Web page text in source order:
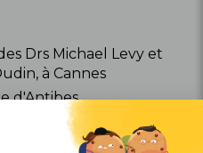
Drs Michael Levy et
à Cannes
d'Antibes
Cannes
le téléphone